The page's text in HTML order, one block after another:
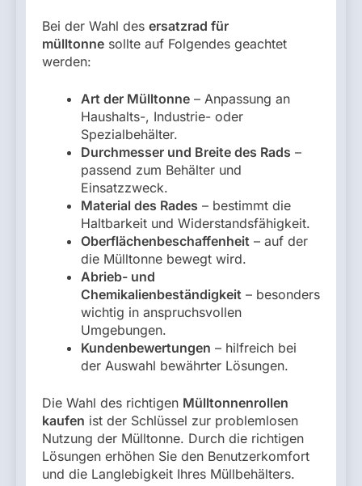
Bei der Wahl des ersatzrad für
mülltonne sollte auf Folgendes geachtet
werden:
Art der Mülltonne – Anpassung an
Haushalts-, Industrie- oder
Spezialbehälter.
Durchmesser und Breite des Rads –
passend zum Behälter und
Einsatzzweck.
Material des Rades – bestimmt die
Haltbarkeit und Widerstandsfähigkeit.
Oberflächenbeschaffenheit – auf der
die Mülltonne bewegt wird.
Abrieb- und
Chemikalienbeständigkeit – besonders
wichtig in anspruchsvollen
Umgebungen.
Kundenbewertungen – hilfreich bei
der Auswahl bewährter Lösungen.
Die Wahl des richtigen Mülltonnenrollen
kaufen ist der Schlüssel zur problemlosen
Nutzung der Mülltonne. Durch die richtigen
Lösungen erhöhen Sie den Benutzerkomfort
und die Langlebigkeit Ihres Müllbehälters.